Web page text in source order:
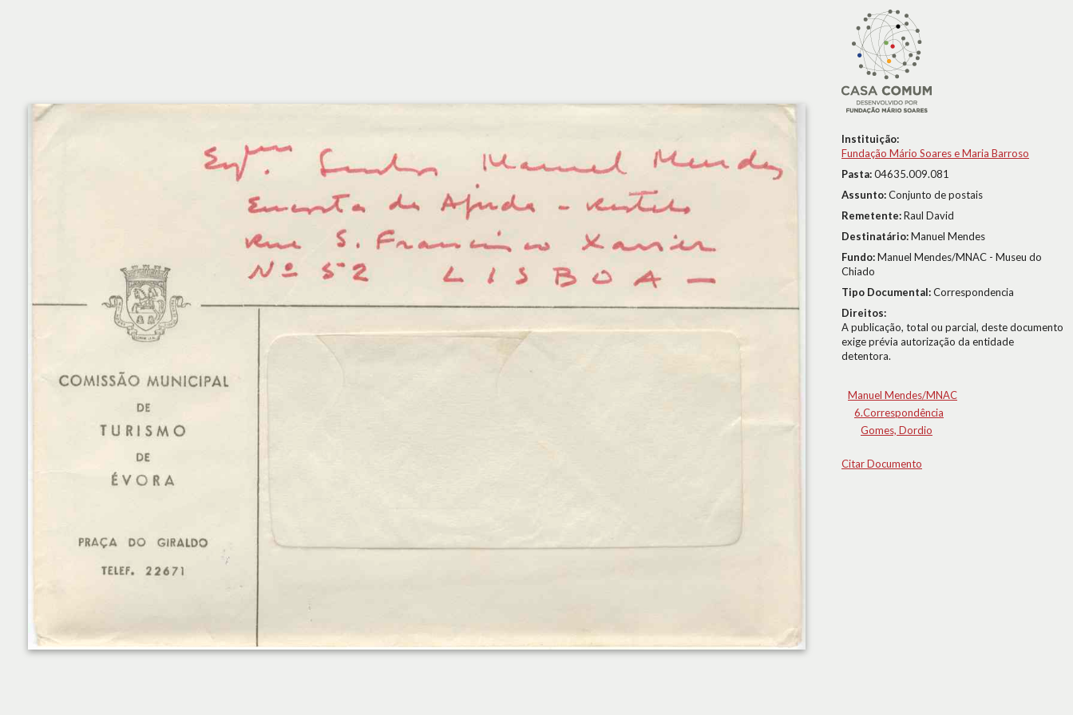
Instituição:
Fundação Mário Soares e Maria Barroso
Pasta:04635.009.081
Assunto:Conjunto de postais
Remetente:Raul David
Destinatário:Manuel Mendes
Fundo:Manuel Mendes/MNAC - Museu do
Chiado
Tipo Documental:Correspondencia
Direitos:
A publicação, total ou parcial, deste documento
exige prévia autorização da entidade
detentora.
Manuel Mendes/MNAC
6.Correspondência
Gomes, Dordio
Citar Documento